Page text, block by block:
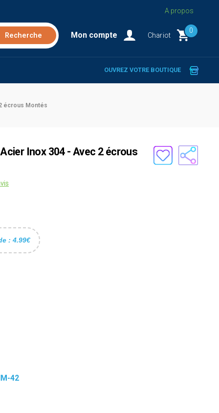
A propos
Mon compte Chariot
0
OUVREZ VOTRE BOUTIQUE
écrous Montés
Inox 304 - Avec 2 écrous
: 4.99€
42 - Filetage M8
42